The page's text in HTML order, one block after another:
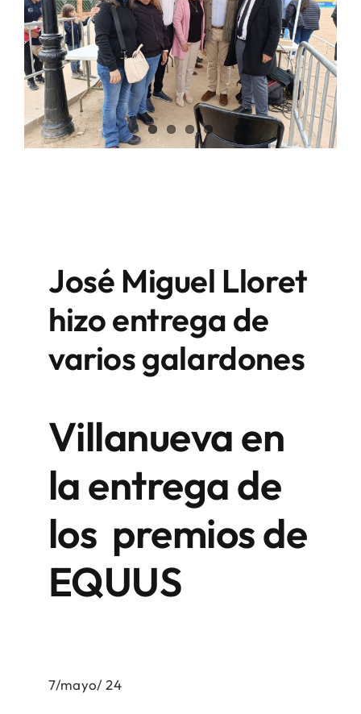
José Miguel Lloret
hizo entrega de
varios galardones
Villanueva en
la entrega de
los premios de
EQUUS
7/mayo/ 24